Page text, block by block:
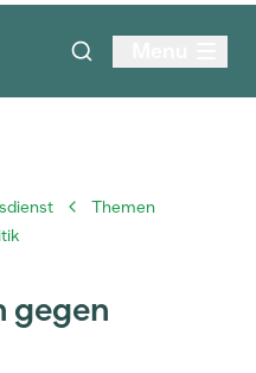
Themen
gegen